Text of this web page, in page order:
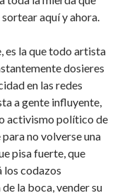
aquí y ahora.
es la que todo artista
dosieres
en las redes
a gente influyente,
activismo político de
no volverse una
pisa fuerte, que
los codazos
la boca, vender su